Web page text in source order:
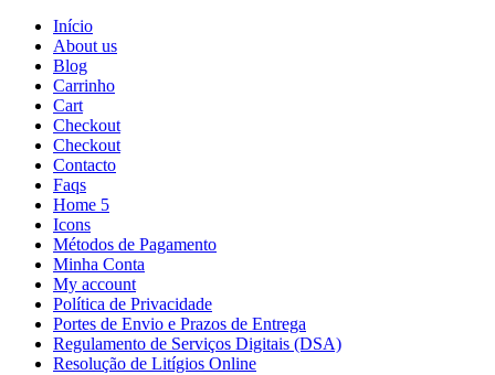
Início
About us
Blog
Carrinho
Cart
Checkout
Checkout
Contacto
Faqs
Home 5
Icons
Métodos de Pagamento
Minha Conta
My account
Política de Privacidade
Portes de Envio e Prazos de Entrega
Regulamento de Serviços Digitais (DSA)
Resolução de Litígios Online